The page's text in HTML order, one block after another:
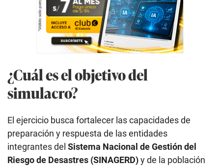
¿Cuál es el objetivo del
simulacro?
El ejercicio busca fortalecer las capacidades de
preparación y respuesta de las entidades
integrantes del Sistema Nacional de Gestión del
Riesgo de Desastres (SINAGERD)y de la población